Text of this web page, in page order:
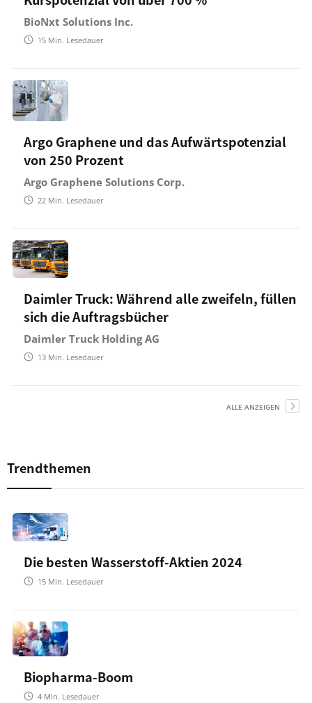
BioNxt Solutions Inc.
15 Min. Lesedauer
Argo Graphene und das Aufwärtspotenzial
von 250 Prozent
Argo Graphene Solutions Corp.
22 Min. Lesedauer
Daimler Truck: Während alle zweifeln, füllen
sich die Auftragsbücher
Daimler Truck Holding AG
13 Min. Lesedauer
ALLE ANZEIGEN
Trendthemen
Die besten Wasserstoff-Aktien 2024
15 Min. Lesedauer
Biopharma-Boom
4 Min. Lesedauer